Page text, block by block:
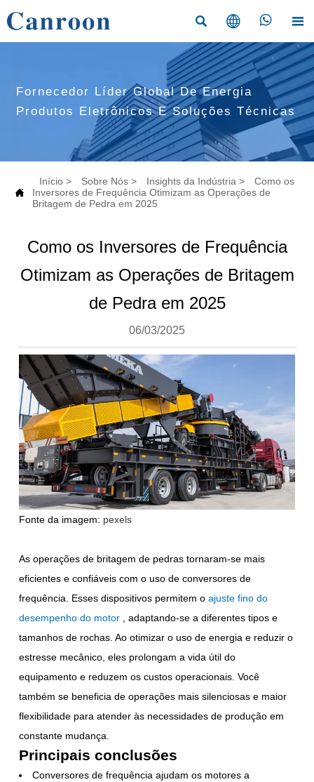
   
Fornecedor Líder Global De Energia
Produtos Eletrônicos E Soluções Técnicas

Início > Sobre Nós > Insights da Indústria >
Como os
Inversores de Frequência Otimizam as Operações de
Britagem de Pedra em 2025
Como os Inversores de Frequência
Otimizam as Operações de Britagem
de Pedra em 2025
06/03/2025
Fonte da imagem: pexels
As operações de britagem de pedras tornaram-se mais
eficientes e confiáveis com o uso de conversores de
frequência. Esses dispositivos permitem o ajuste fino do
desempenho do motor
, adaptando-se a diferentes tipos e
tamanhos de rochas. Ao otimizar o uso de energia e reduzir o
estresse mecânico, eles prolongam a vida útil do
equipamento e reduzem os custos operacionais. Você
também se beneficia de operações mais silenciosas e maior
flexibilidade para atender às necessidades de produção em
constante mudança.
Principais conclusões
Conversores de frequência ajudam os motores a